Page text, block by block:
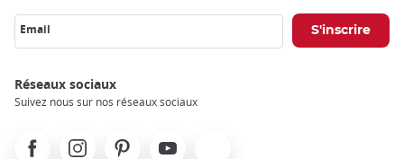
Email
Réseaux sociaux
Suivez nous sur nos réseaux sociaux
FacebookInstagramPinterest Youtube